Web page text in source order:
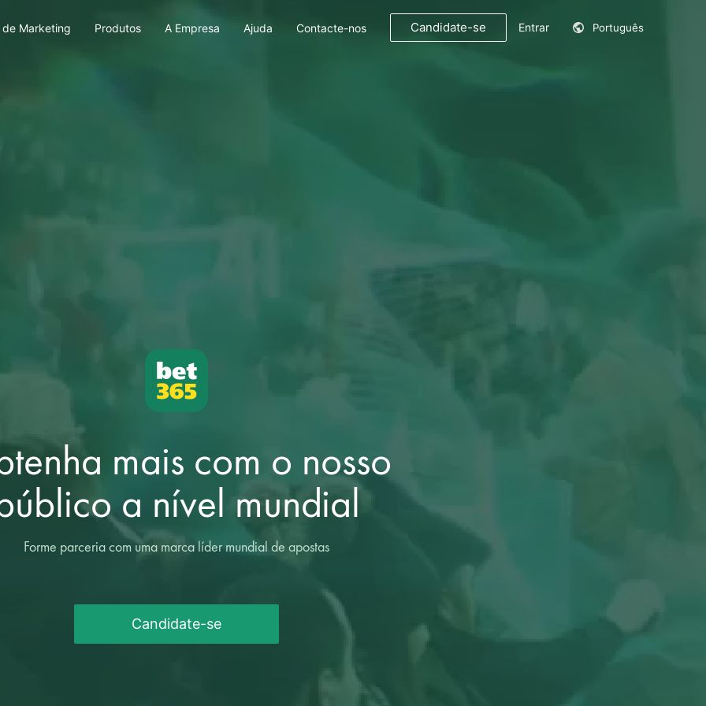
de Marketing Produtos A Empresa Ajuda Contacte-nos Candidate-se Entrar Português
mais com o nosso
a nível mundial
Forme parceria com uma marca líder mundial de apostas
Candidate-se